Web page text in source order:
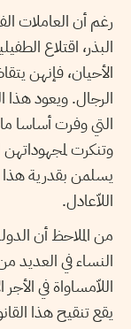
رغم أن العاملات
البذر، اقتلاع
الأحيان، فإنهن
الرجال. ويعود هذا
التي وفرت أساسا
وتنكرت
يسلمن بقدرية هذا
اللاّعادل.
من الملاحظ أن
النساء في العديد
اللاّمساواة في
يقع تنقيح هذا